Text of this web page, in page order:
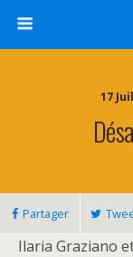
17
Partager
Ilaria Graziano